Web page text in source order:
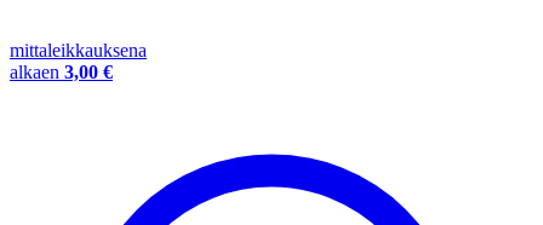
mittaleikkauksena
alkaen 3,00 €